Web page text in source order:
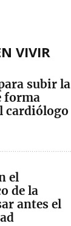
VIVIR
subir la
forma
cardiólogo
el
de la
antes el